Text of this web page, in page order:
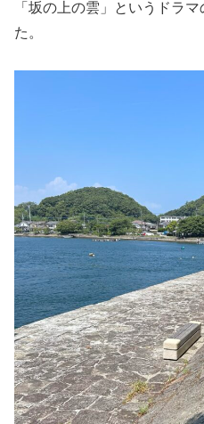
「坂の上の雲」というドラ
た。